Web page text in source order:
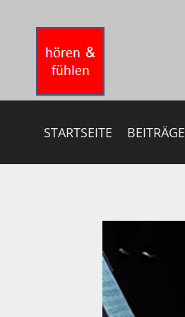
springen
STARTSEITE BEITRÄGE